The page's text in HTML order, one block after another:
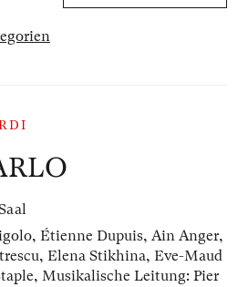
Étienne Dupuis, Ain Anger,
Elena Stikhina, Eve-Maud
Musikalische Leitung: Pier